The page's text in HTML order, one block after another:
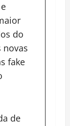
do
novas
fake
de